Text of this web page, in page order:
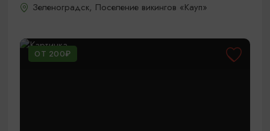
Зеленоградск, Поселение викингов «Кауп»
ОТ 200₽